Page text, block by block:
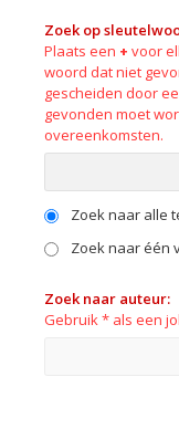
Zoek op
Plaats een + voor
woord dat niet
gescheiden door
gevonden moet
overeenkomsten.
Zoek naar alle
Zoek naar één
Zoek naar auteur:
Gebruik * als een